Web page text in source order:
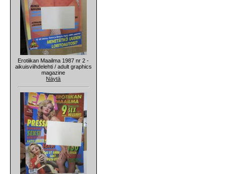
Erotiikan Maailma 1987 nr 2 -
aikuisviihdelehti / adult graphics
magazine
Näytä